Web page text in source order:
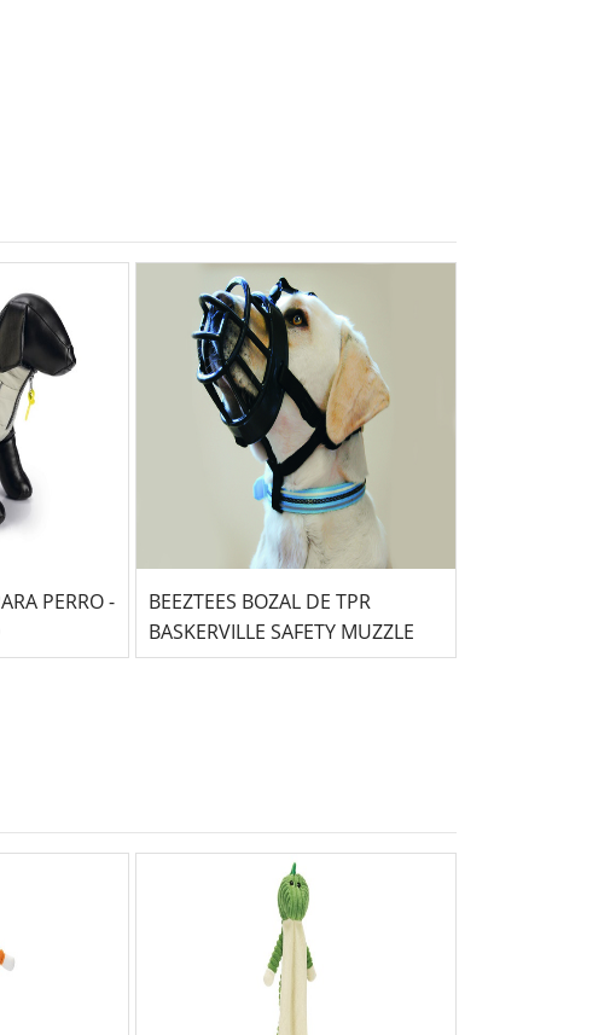
PERRO -
BEEZTEES BOZAL DE TPR
BASKERVILLE SAFETY MUZZLE